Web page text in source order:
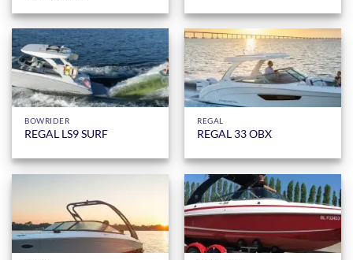
BOWRIDER
REGAL LS9 SURF
REGAL
REGAL 33 OBX